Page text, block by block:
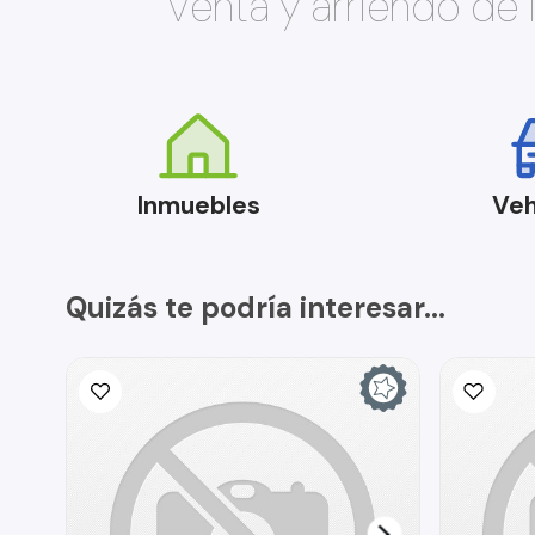
Inmuebles
Quizás te podría interesar...